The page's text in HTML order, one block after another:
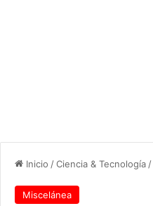
Inicio /Ciencia & Tecnología /
Miscelánea